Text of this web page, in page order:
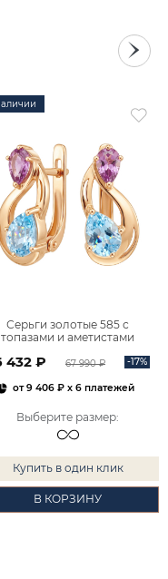
Серьги золотые 585 с
топазами и аметистами
432 ₽ 67 990 ₽ -17%
от9 406 ₽x 6 платежей
Выберите размер:
Купить в один клик
В КОРЗИНУ